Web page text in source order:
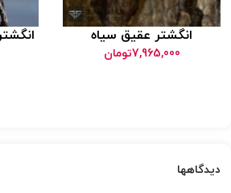
انگشتر عقیق سیاه
7,965,000تومان
انگشتر